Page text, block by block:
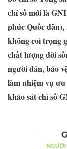
chỉ số mới là
phúc Quốc
không coi trọng
chất lượng đời
người dân, bảo
làm nhiệm vụ
khảo sát chỉ số